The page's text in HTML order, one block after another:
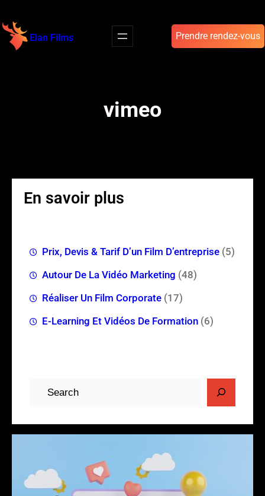
au
contenuElan Films Prendre rendez-vous
vimeo
En savoir plus
Prix, Devis & Tarif D’un Film D’entreprise (5)
Autour De La Vidéo Marketing (48)
Réaliser Un Film Corporate (17)
E-Learning Et Vidéos De Formation (6)
h
r
c